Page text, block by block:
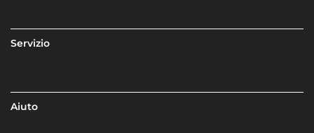
Servizio
Aiuto